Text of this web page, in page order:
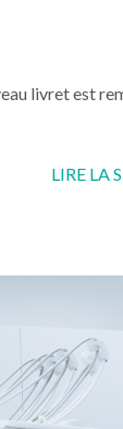
livret est
LIRE LA